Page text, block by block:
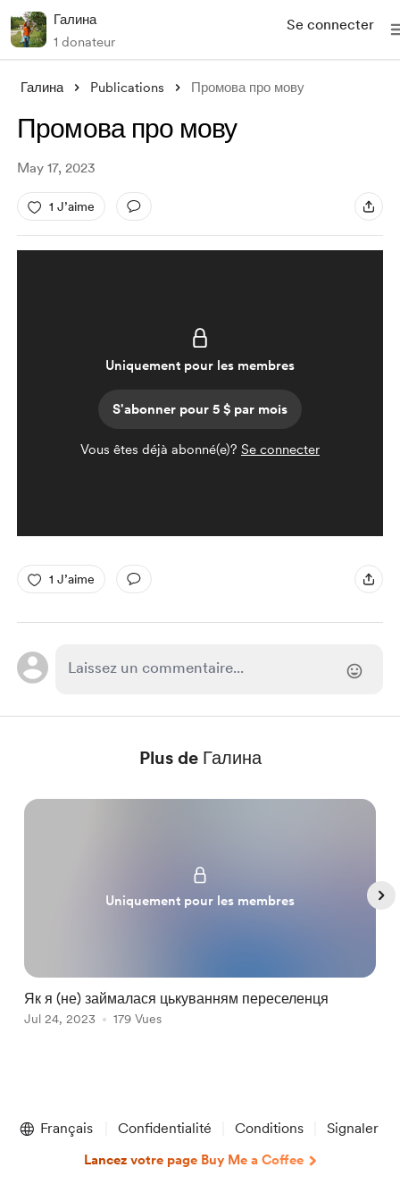
Галина
1 donateur
Se connecter
Галина Publications Промова про мову
Промова про мову
May 17, 2023
1 J’aime
Uniquement pour les membres
S'abonner pour 5 $ par mois
Vous êtes déjà abonné(e)? Se connecter
1 J’aime
Plus de Галина
Uniquement pour les membres
Як я (не) займалася цькуванням переселенця
Jul 24, 2023 179 Vues
of
Français Confidentialité Conditions Signaler
Lancez votre page Buy Me a Coffee